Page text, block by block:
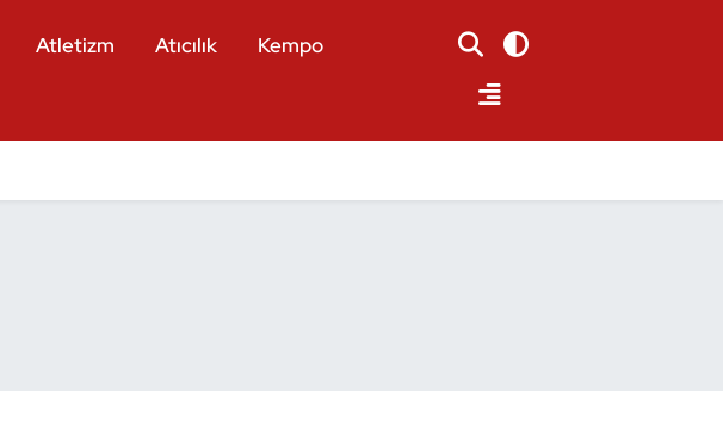
Atletizm Atıcılık
Kempo